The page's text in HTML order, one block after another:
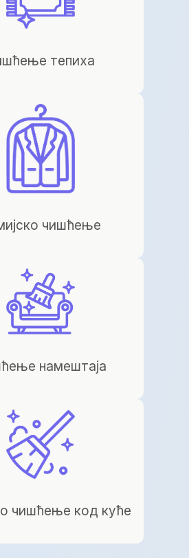
тепиха
чишћење
намештаја
чишћење код куће